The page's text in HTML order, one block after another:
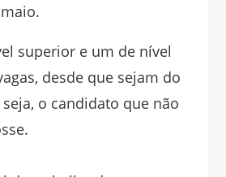
superior e um de nível
desde que sejam do
o candidato que não